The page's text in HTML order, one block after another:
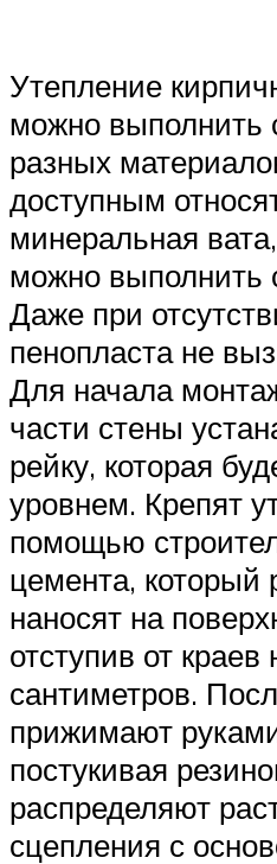
Утепление
можно
разных
доступным
минеральная
можно выполнить
Даже при
пенопласта не
Для начала
части стены
рейку, которая
уровнем. Крепят
помощью
цемента, который
наносят на
отступив от краев
сантиметров.
прижимают
постукивая
распределяют
сцепления с